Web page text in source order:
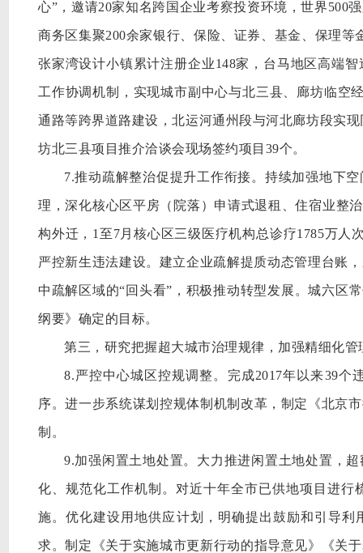
心”，邀请20家知名跨国企业考察投资环境，世界500
商务区集聚200余家银行、保险、证券、基金、保理
张家湾设计小镇累计注册企业148家，台马地区高端
工作协调机制，实现城市副中心与北三县、廊坊临空
通路等跨界道路建设，北运河通州段与河北廊坊段实
坊北三县项目推介洽谈会现场签约项目39个。
7.推动疏解整治促提升工作衔接。持续加强地下
理，深化核心区平房（院落）申请式退租、住宿业整
构外迁，1至7月核心区三级医疗机构总诊疗1785万人
严控新生违法建设。建立企业疏解提质动态管理台账
中疏解区域的“回头看”，积极推动转型发展。城六区
纲要》确定的目标。
第三，研究把握超大城市治理规律，加强精细化管
8.严控中心城区控规调整。完成2017年以来39
序。进一步系统谋划控规体制机制改革，制定《北京
制。
9.加强闲置土地处置。大力推进闲置土地处置，
化、规范化工作机制。对近十年全市已供地项目进
施。优化建设用地供应计划，明确提出鼓励和引导
求。制定《关于实施城市更新行动的指导意见》《关